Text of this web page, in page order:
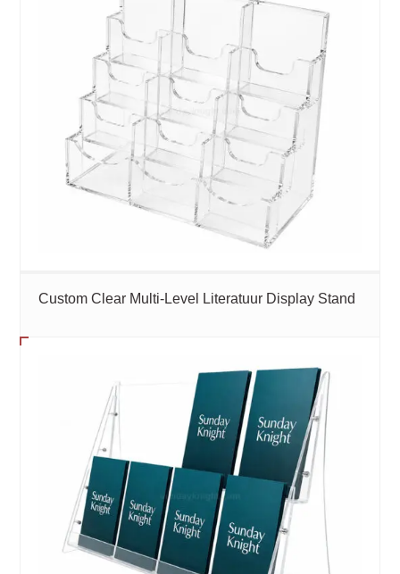
Custom Clear Multi-Level Literatuur Display Stand